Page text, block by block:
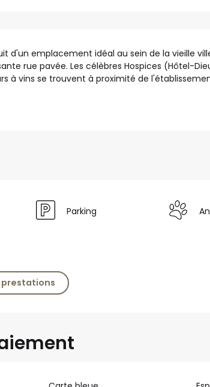
d'un emplacement idéal au sein de la vieille
rue pavée. Les célèbres Hospices (Hôtel-
à vins se trouvent à proximité de
Parking